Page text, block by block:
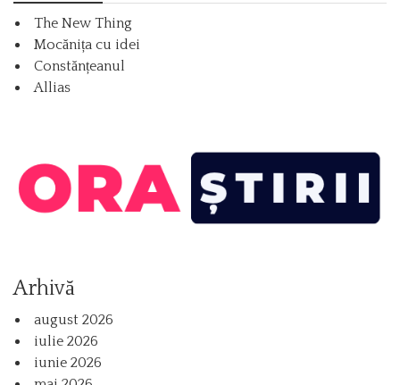
The New Thing
Mocănița cu idei
Constănțeanul
Allias
Arhivă
august 2026
iulie 2026
iunie 2026